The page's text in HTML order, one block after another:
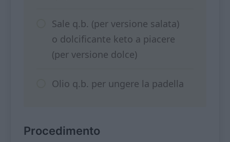
Sale q.b. (per versione salata)
o dolcificante keto a piacere
(per versione dolce)
Olio q.b. per ungere la padella
Procedimento